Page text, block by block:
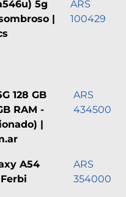
5g
|
ARS
100429
128 GB
RAM -
|
ARS
434500
A54
ARS
354000